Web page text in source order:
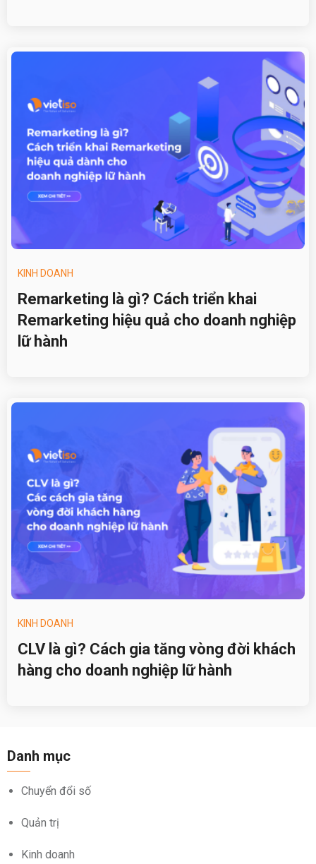
KINH DOANH
Remarketing là gì? Cách triển khai
Remarketing hiệu quả cho doanh nghiệp
lữ hành
KINH DOANH
CLV là gì? Cách gia tăng vòng đời khách
hàng cho doanh nghiệp lữ hành
Danh mục
Chuyển đổi số
Quản trị
Kinh doanh